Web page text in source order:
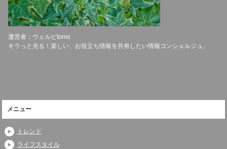
運営者：ウェルビtomo
キラっと光る！楽しい、お役立ち情報を共有したい情報コンシェルジュ。
メニュー
トレンド
ライフスタイル